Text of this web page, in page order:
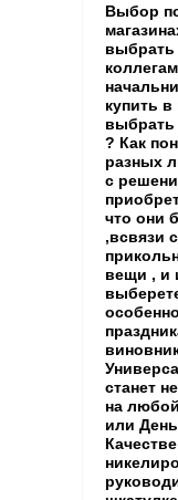
Выбор
выбрать
купить
выбрать
? Как
разных
с
что они
,всвязи
вещи , и
станет
на
или